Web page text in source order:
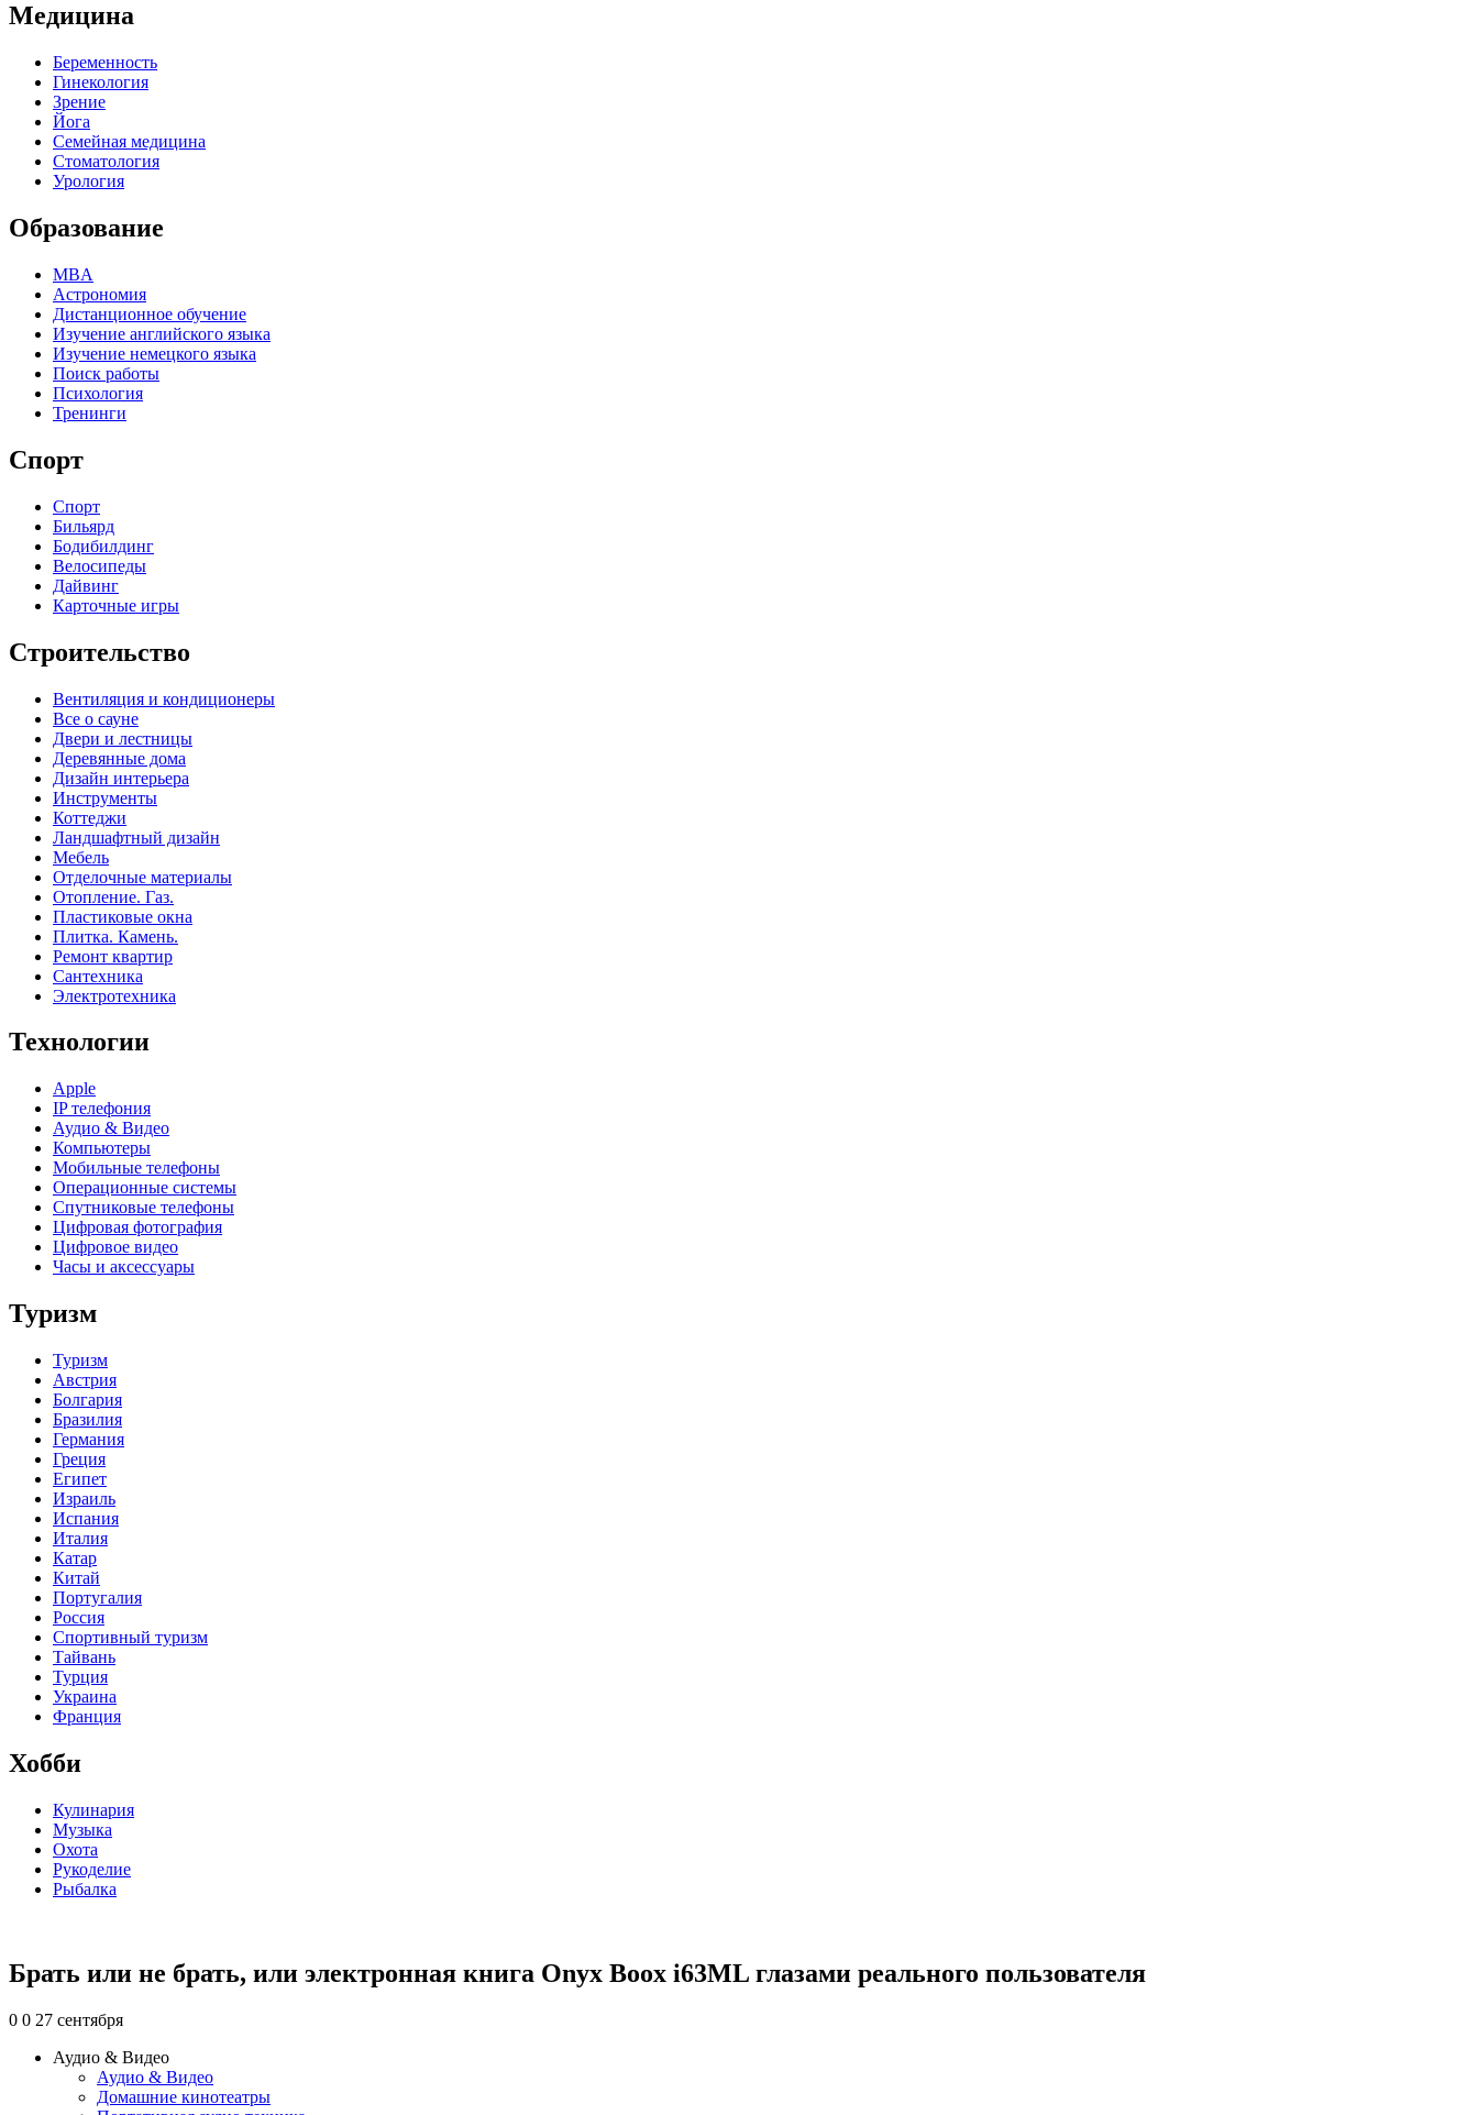
Медицина
Беременность
Гинекология
Зрение
Йога
Семейная медицина
Стоматология
Урология
Образование
MBA
Астрономия
Дистанционное обучение
Изучение английского языка
Изучение немецкого языка
Поиск работы
Психология
Тренинги
Спорт
Спорт
Бильярд
Бодибилдинг
Велосипеды
Дайвинг
Карточные игры
Строительство
Вентиляция и кондиционеры
Все о сауне
Двери и лестницы
Деревянные дома
Дизайн интерьера
Инструменты
Коттеджи
Ландшафтный дизайн
Мебель
Отделочные материалы
Отопление. Газ.
Пластиковые окна
Плитка. Камень.
Ремонт квартир
Сантехника
Электротехника
Технологии
Apple
IP телефония
Аудио & Видео
Компьютеры
Мобильные телефоны
Операционные системы
Спутниковые телефоны
Цифровая фотография
Цифровое видео
Часы и аксессуары
Туризм
Туризм
Австрия
Болгария
Бразилия
Германия
Греция
Египет
Израиль
Испания
Италия
Катар
Китай
Португалия
Россия
Спортивный туризм
Тайвань
Турция
Украина
Франция
Хобби
Кулинария
Музыка
Охота
Рукоделие
Рыбалка
Брать или не брать, или электронная книга Onyx Boox i63ML глазами реального пользователя
0 0 27 сентября
Аудио & Видео
Аудио & Видео
Домашние кинотеатры